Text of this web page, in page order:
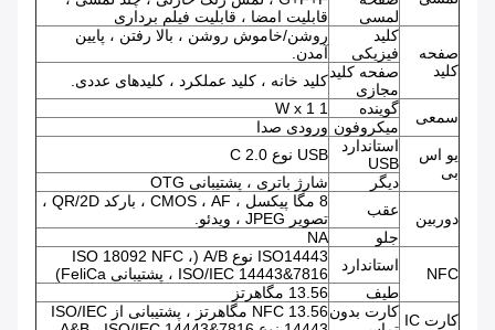
لمسی
قابلیت امضا ، قابلیت فیلم برداری
صفحه
کلید
کلید
فیزیکی
روشن/خاموش روشن ، بالا رفتن ، پایین
آمدن.
صفحه کلید
مجازی
کلید خانه ، کلید عملکرد ، کلیدهای عددی.
سمعی گوینده
1 W x 1
میکروفون ورودی صدا
یو اس
بی
استاندارد
USB
USB نوع C 2.0
دیگر
شارژ باتری ، پشتیبانی OTG
دوربین عقب
8 مگا پیکسل ، CMOS ، AF ، بارکد QR/2D ،
تصویر JPEG ، ویدئو.
جلو
NA
NFC استاندارد
ISO14443 نوع A/B (ISO 18092 NFC ،
ISO/IEC 14443&7816 ، پشتیبانی FeliCa)
طیف
13.56 مگاهرتز
کارت IC
کارت بدون
NFC 13.56 مگاهرتز ، پشتیبانی از ISO/IEC